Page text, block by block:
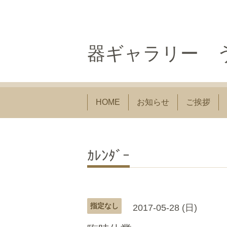
器ギャラリー
HOME お知らせ ご挨拶
ｶﾚﾝﾀﾞｰ
指定なし 2017-05-28 (日)